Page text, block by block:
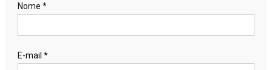
Nome *
E-mail *